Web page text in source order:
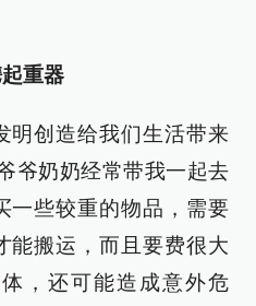
重器
明创造给我们生活带来
爷奶奶经常带我一起去
一些较重的物品，需要
能搬运，而且要费很大
，还可能造成意外危